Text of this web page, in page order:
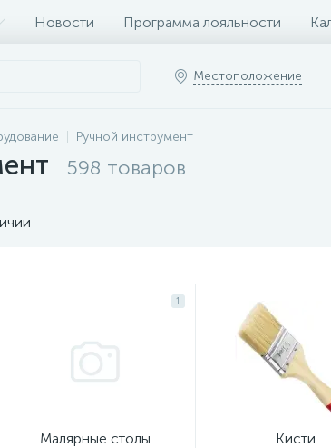
Новости Программа лояльности
Местоположение
Ручной инструмент
598 товаров
1
Малярные столы Кисти